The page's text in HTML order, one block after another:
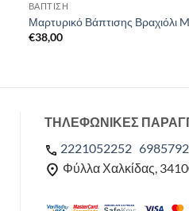
ΒΑΠΤΙΣΗ
Μαρτυρικό Βάπτισης Βραχιόλι
€38,00
ΤΗΛΕΦΩΝΙΚΕΣ
2221052252
Φύλλα Χαλκίδας,